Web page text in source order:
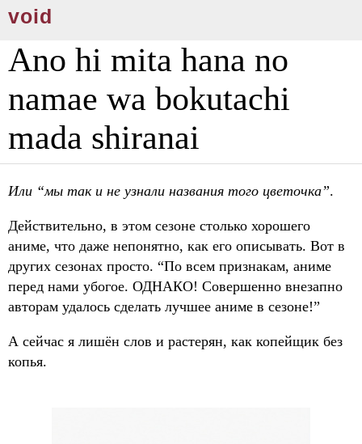
void
Ano hi mita hana no
namae wa bokutachi
mada shiranai
Или “мы так и не узнали названия того цветочка”.
Действительно, в этом сезоне столько хорошего
аниме, что даже непонятно, как его описывать. Вот в
других сезонах просто. “По всем признакам, аниме
перед нами убогое. ОДНАКО! Совершенно внезапно
авторам удалось сделать лучшее аниме в сезоне!”
А сейчас я лишён слов и растерян, как копейщик без
копья.